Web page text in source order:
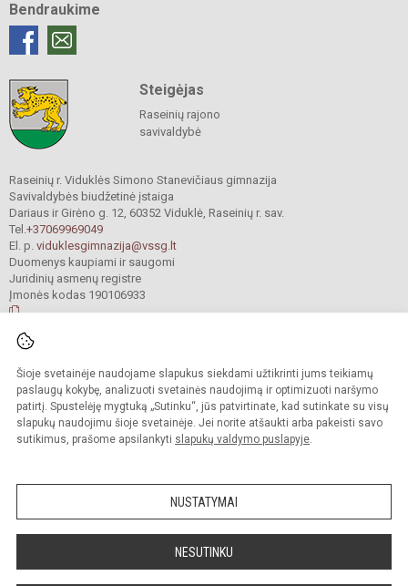
Šioje svetainėje naudojame slapukus siekdami užtikrinti jums teikiamų
paslaugų kokybę, analizuoti svetainės naudojimą ir optimizuoti naršymo
patirtį. Spustelėję mygtuką „Sutinku“, jūs patvirtinate, kad sutinkate su visų
slapukų naudojimu šioje svetainėje. Jei norite atšaukti arba pakeisti savo
sutikimus, prašome apsilankyti slapukų valdymo puslapyje.
NUSTATYMAI
NESUTINKU
Bendraukime
Steigėjas
Raseinių rajono
savivaldybė
Raseinių r. Viduklės Simono Stanevičiaus gimnazija
Savivaldybės biudžetinė įstaiga
Dariaus ir Girėno g. 12, 60352 Viduklė, Raseinių r. sav.
Tel.+37069969049
El. p. viduklesgimnazija@vssg.lt
Duomenys kaupiami ir saugomi
Juridinių asmenų registre
Įmonės kodas 190106933
saugomos.
Kopijuoti turinį be raštiško gimnazijos sutikimo griežtai draudžiama.
Prieinamumo paraiška Slapukų valdymas
Sumanus būdas atnaujinti